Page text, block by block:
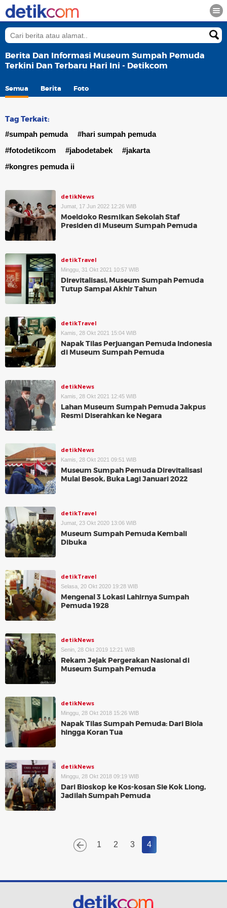
Berita Dan Informasi Museum Sumpah Pemuda
Terkini Dan Terbaru Hari Ini - Detikcom
Semua Berita Foto
Tag Terkait:
#sumpah pemuda
#hari sumpah pemuda
#fotodetikcom
#jabodetabek
#jakarta
#kongres pemuda ii
detikNews
Jumat, 17 Jun 2022 12:26 WIB
Moeldoko Resmikan Sekolah Staf
Presiden di Museum Sumpah Pemuda
detikTravel
Minggu, 31 Okt 2021 10:57 WIB
Direvitalisasi, Museum Sumpah Pemuda
Tutup Sampai Akhir Tahun
detikTravel
Kamis, 28 Okt 2021 15:04 WIB
Napak Tilas Perjuangan Pemuda Indonesia
di Museum Sumpah Pemuda
detikNews
Kamis, 28 Okt 2021 12:45 WIB
Lahan Museum Sumpah Pemuda Jakpus
Resmi Diserahkan ke Negara
detikNews
Kamis, 28 Okt 2021 09:51 WIB
Museum Sumpah Pemuda Direvitalisasi
Mulai Besok, Buka Lagi Januari 2022
detikTravel
Jumat, 23 Okt 2020 13:06 WIB
Museum Sumpah Pemuda Kembali
Dibuka
detikTravel
Selasa, 20 Okt 2020 19:28 WIB
Mengenal 3 Lokasi Lahirnya Sumpah
Pemuda 1928
detikNews
Senin, 28 Okt 2019 12:21 WIB
Rekam Jejak Pergerakan Nasional di
Museum Sumpah Pemuda
detikNews
Minggu, 28 Okt 2018 15:26 WIB
Napak Tilas Sumpah Pemuda: Dari Biola
hingga Koran Tua
detikNews
Minggu, 28 Okt 2018 09:19 WIB
Dari Bioskop ke Kos-kosan Sie Kok Liong,
Jadilah Sumpah Pemuda
1 2 3 4